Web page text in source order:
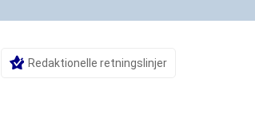
Redaktionelle retningslinjer